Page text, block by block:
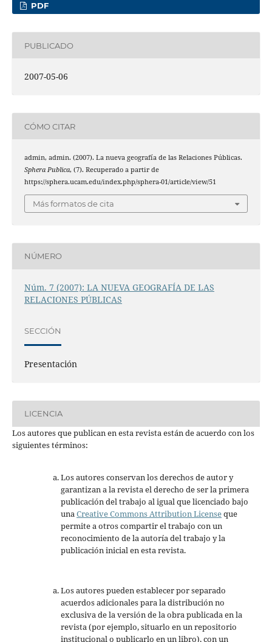
PDF
PUBLICADO
2007-05-06
CÓMO CITAR
admin, admin. (2007). La nueva geografía de las Relaciones Públicas.
Sphera Publica, (7). Recuperado a partir de
https://sphera.ucam.edu/index.php/sphera-01/article/view/51
Más formatos de cita
NÚMERO
Núm. 7 (2007): LA NUEVA GEOGRAFÍA DE LAS
RELACIONES PÚBLICAS
SECCIÓN
Presentación
LICENCIA
Los autores que publican en esta revista están de acuerdo con los
siguientes términos:
Los autores conservan los derechos de autor y
garantizan a la revista el derecho de ser la primera
publicación del trabajo al igual que licenciado bajo
unaCreative Commons Attribution Licenseque
permite a otros compartir el trabajo con un
reconocimiento de la autoría del trabajo y la
publicación inicial en esta revista.
Los autores pueden establecer por separado
acuerdos adicionales para la distribución no
exclusiva de la versión de la obra publicada en la
revista (por ejemplo, situarlo en un repositorio
institucional o publicarlo en un libro), con un